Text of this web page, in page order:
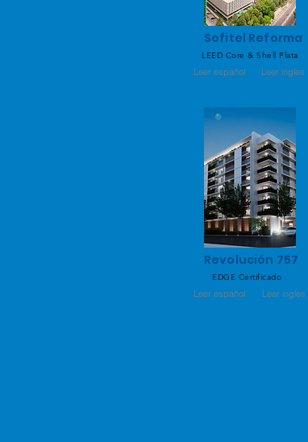
Sofitel Reforma
LEED Core & Shell Plata
Leer español Leer ingles
Revolución 757
EDGE Certificado
Leer español Leer ingles